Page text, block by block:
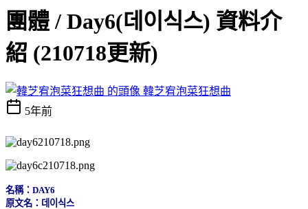
團體 / Day6(데이식스) 資料介
紹 (210718更新)
韓芝宥泡菜狂想曲
5年前
名稱：DAY6
原文名：데이식스